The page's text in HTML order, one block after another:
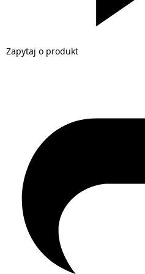
Zapytaj o produkt